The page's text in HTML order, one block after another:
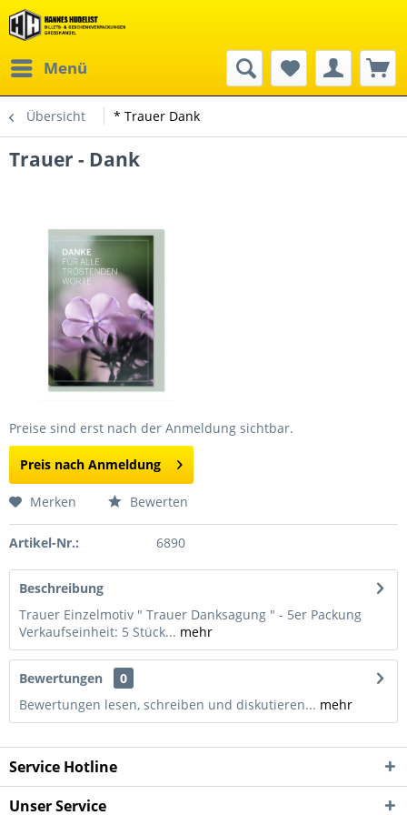
Menü
Übersicht * Trauer Dank
Trauer - Dank
Preise sind erst nach der Anmeldung sichtbar.
Preis nach Anmeldung
Merken Bewerten
Artikel-Nr.: 6890
Beschreibung
Trauer Einzelmotiv " Trauer Danksagung " - 5er Packung
Verkaufseinheit: 5 Stück... mehr
Bewertungen
0
Bewertungen lesen, schreiben und diskutieren... mehr
Service Hotline
Unser Service